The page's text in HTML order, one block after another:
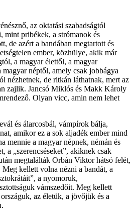
az oktatási szabadságtól
mint pribékek, a strómanok és
de azért a bandában megtartott és
ember, közhülye, akik már
a magyar élettől, a magyar
néptől, amely csak jobbágya
nézhetnek, de ritkán láthatnak, mert az
zajlik. Jancsó Miklós és Makk Károly
Olyan vicc, amin nem lehet
és álarcosbál, vámpírok bálja,
amikor ez a sok aljadék ember mind
mennie a magyar népnek, némán és
a „szerencséseket”, akiknek csak
megtalálták Orbán Viktor hátsó felét,
kellett volna nézni a bandát, a
a nyomoruk,
vámszedőit. Meg kellett
az életük, a jövőjük és a